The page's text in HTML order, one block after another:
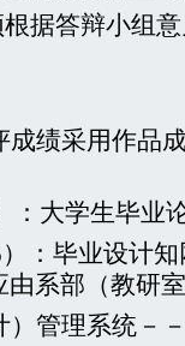
据答辩小组
成绩采用作品
：大学生毕业
）：毕业设计
系部（教研
管理系统－